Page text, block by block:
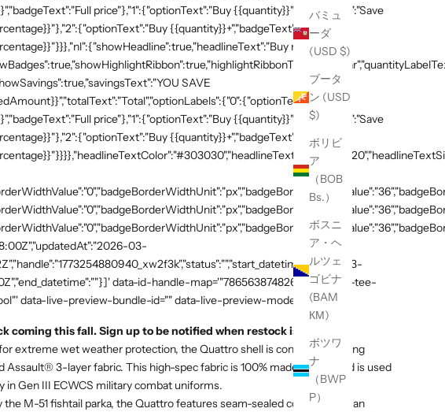
バミュ
ーダ
(USD $)
ブータ
ン (USD
$)
ボリビ
ア
（BOB
Bs.）
ボスニ
ア・ヘ
ルツェ
ゴビナ
(BAM
КМ)
ボツワ
ナ
（BWP
P）
price"},"1":{"optionText":"Buy {{quantity}}","badgeText":"Save
{{quantity}}+","badgeText":"Save
more, save
SAVE
price"},"1":{"optionText":"Buy {{quantity}}","badgeText":"Save
{{quantity}}+","badgeText":"Save
03-
03-
data-id-handle-map='"7865638748269":"mission-tee-
data-live-preview-bundle-id="" data-live-preview-mode="false" >
coming this fall. Sign up to be notified when restock is live.
extreme wet weather protection, the Quattro shell is constructed using
Assault® 3-layer fabric. This high-spec fabric is 100% made in USA and is used
in Gen III ECWCS military combat uniforms.
the M-51 fishtail parka, the Quattro features seam-sealed construction, an